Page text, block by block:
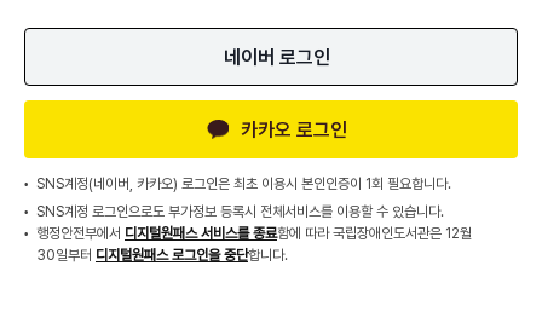
네이버 로그인
카카오 로그인
SNS계정(네이버, 카카오) 로그인은 최초 이용시 본인인증이 1회 필요합니다.
SNS계정 로그인으로도 부가정보 등록시 전체서비스를 이용할 수 있습니다.
행정안전부에서 디지털원패스 서비스를 종료함에 따라 국립장애인도서관은 12월
30일부터 디지털원패스 로그인을 중단합니다.